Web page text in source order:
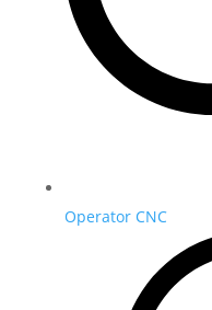
Operator CNC